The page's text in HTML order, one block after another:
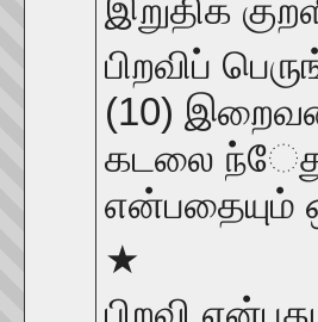
இறுதிக்
பிறவிப்
(10)
கடலை
என்பதையும்
★
பிறவி